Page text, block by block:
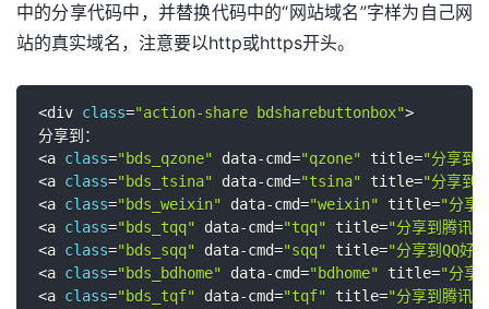
中的分享代码中，并替换代码中的“网站域名”字样为自己网
站的真实域名，注意要以http或https开头。
<div class="action-share bdsharebuttonbox">
<a class="bds_qzone" data-cmd="qzone" title="分享到
<a class="bds_tsina" data-cmd="tsina" title="分享到
<a class="bds_weixin" data-cmd="weixin" title="分享
<a class="bds_tqq" data-cmd="tqq" title="分享到腾讯
<a class="bds_sqq" data-cmd="sqq" title="分享到QQ好
<a class="bds_bdhome" data-cmd="bdhome" title="分享
<a class="bds_tqf" data-cmd="tqf" title="分享到腾讯